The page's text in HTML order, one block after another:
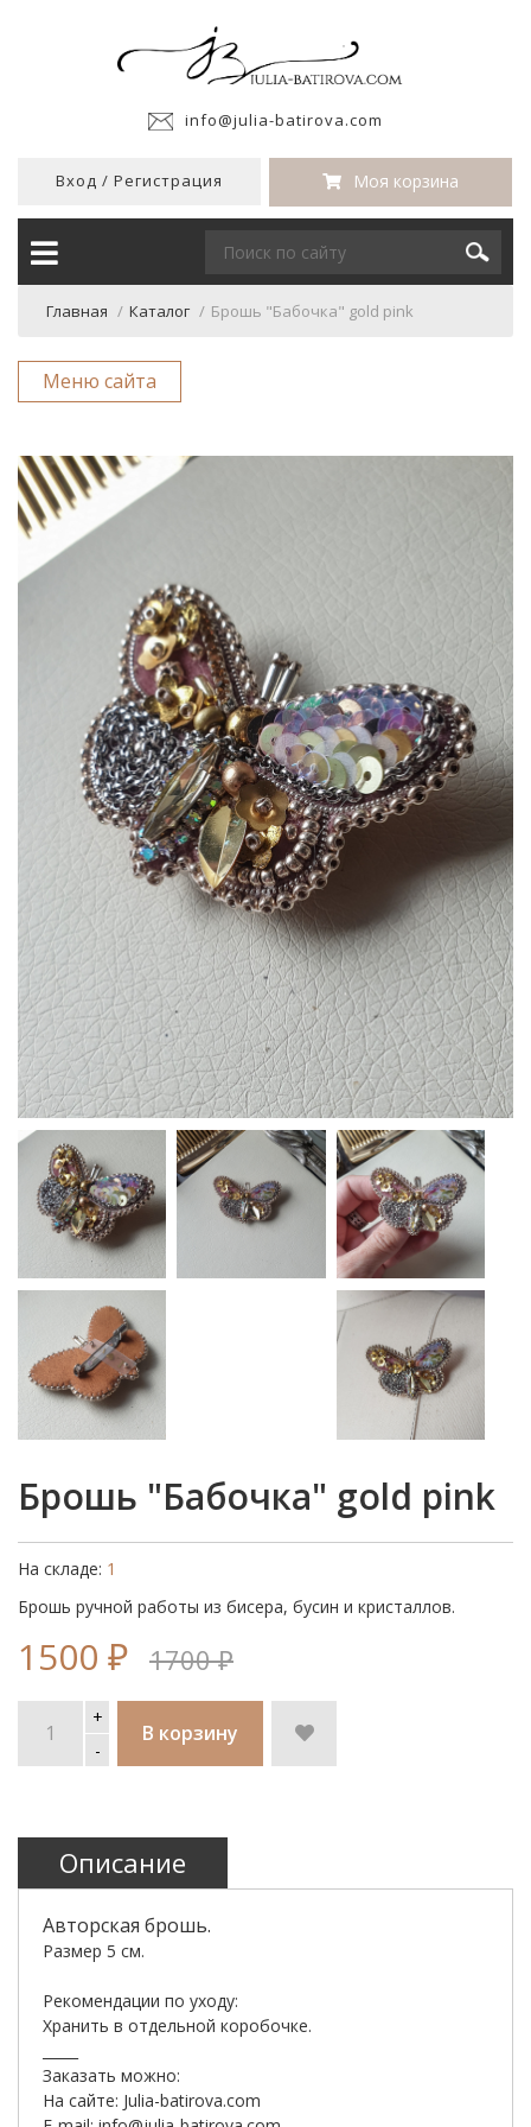
info@julia-batirova.com
Вход / Регистрация Моя корзина
Главная / Каталог / Брошь "Бабочка" gold pink
Меню сайта
Брошь "Бабочка" gold pink
На складе: 1
Брошь ручной работы из бисера, бусин и кристаллов.
1500 ₽ 1700 ₽
Описание
Авторская брошь.
Размер 5 см.
Рекомендации по уходу:
Хранить в отдельной коробочке.
Заказать можно:
На сайте: Julia-batirova.com